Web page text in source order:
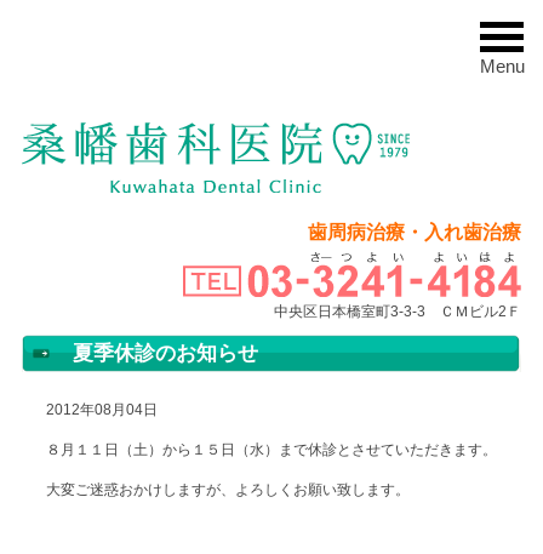
Menu
歯周病治療・入れ歯治療
中央区日本橋室町3-3-3 ＣＭビル2Ｆ
夏季休診のお知らせ
2012年08月04日
８月１１日（土）から１５日（水）まで休診とさせていただきます。
大変ご迷惑おかけしますが、よろしくお願い致します。